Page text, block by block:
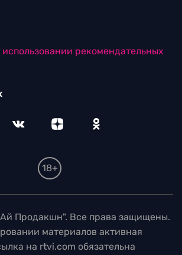
рекомендательных
18+
Продакшн". Все права защищены.
материалов активная
на rtvi.com обязательна